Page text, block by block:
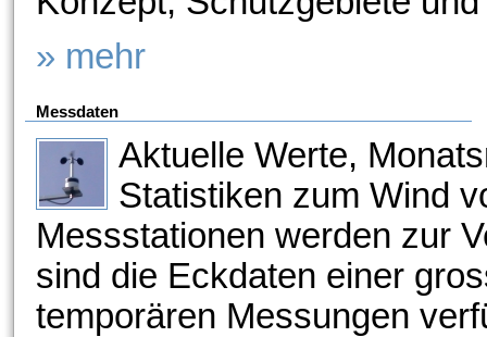
» mehr
Messdaten
Aktuelle Werte,
Statistiken zum Wind
Messstationen werden zur
sind die Eckdaten einer
temporären Messungen